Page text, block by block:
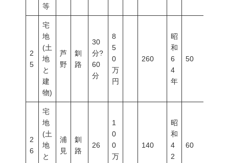
等
2
5
宅
地
(土
地
と
建
物)
芦
野
釧
路
30
分?
60
分
8
5
0
万
円
260
昭
和
6
4
年
50
2
6
宅
地
(土
地
と
浦
見
釧
路
26
1
0
0
万
140
昭
和
4
2
60